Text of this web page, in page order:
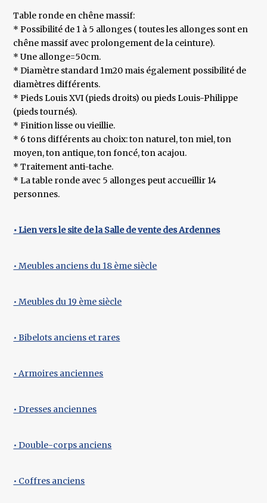
Table ronde en chêne massif:
* Possibilité de 1 à 5 allonges ( toutes les allonges sont en
chêne massif avec prolongement de la ceinture).
* Une allonge=50cm.
* Diamètre standard 1m20 mais également possibilité de
diamètres différents.
* Pieds Louis XVI (pieds droits) ou pieds Louis-Philippe
(pieds tournés).
* Finition lisse ou vieillie.
* 6 tons différents au choix: ton naturel, ton miel, ton
moyen, ton antique, ton foncé, ton acajou.
* Traitement anti-tache.
* La table ronde avec 5 allonges peut accueillir 14
personnes.
• Lien vers le site de la Salle de vente des Ardennes
• Meubles anciens du 18 ème siècle
• Meubles du 19 ème siècle
• Bibelots anciens et rares
• Armoires anciennes
• Dresses anciennes
• Double-corps anciens
• Coffres anciens